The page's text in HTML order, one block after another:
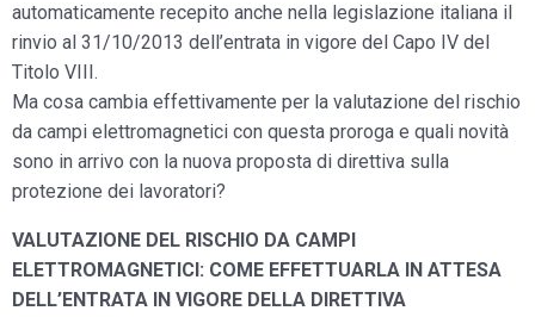
automaticamente recepito anche nella legislazione italiana il
rinvio al 31/10/2013 dell’entrata in vigore del Capo IV del
Titolo VIII.
Ma cosa cambia effettivamente per la valutazione del rischio
da campi elettromagnetici con questa proroga e quali novità
sono in arrivo con la nuova proposta di direttiva sulla
protezione dei lavoratori?
VALUTAZIONE DEL RISCHIO DA CAMPI
ELETTROMAGNETICI: COME EFFETTUARLA IN ATTESA
DELL’ENTRATA IN VIGORE DELLA DIRETTIVA